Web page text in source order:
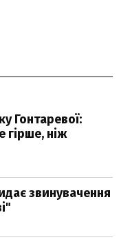
Гонтаревої:
гірше, ніж
звинувачення